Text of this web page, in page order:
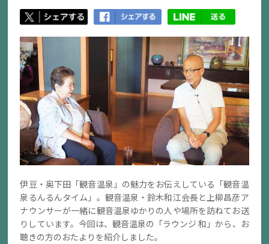
伊豆・奥下田「観音温泉」の魅力をお伝えしている「観音温
泉るんるんタイム」。観音温泉・鈴木和江会長と上柳昌彦ア
ナウンサーが一緒に観音温泉ゆかりの人や場所を訪ねてお送
りしています。今回は、観音温泉の「ラウンジ 和」から、お
聴きの方のおたよりを紹介しました。